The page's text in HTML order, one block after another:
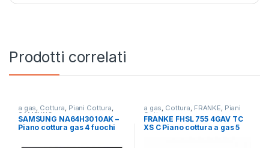
Prodotti correlati
a gas, Cottura, Piani Cottura,
SAMSUNG
SAMSUNG NA64H3010AK –
Piano cottura gas 4 fuochi
a gas, Cottura, FRANKE, Piani
Cottura
FRANKE FHSL 755 4GAV TC
XS C Piano cottura a gas 5